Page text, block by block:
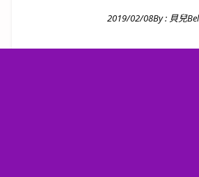
2019/02/08By : 貝兒